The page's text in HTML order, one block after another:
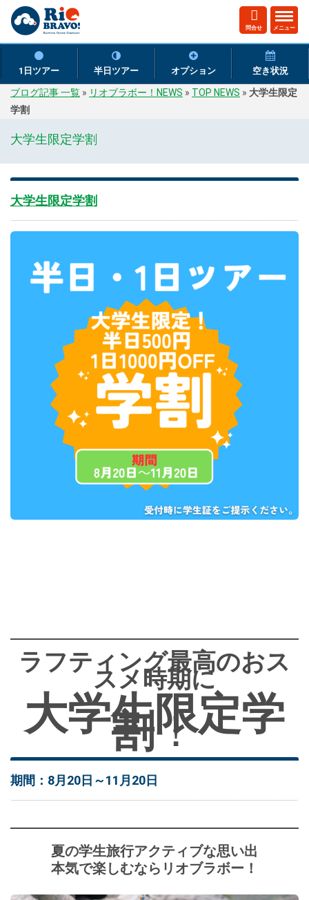
ト
グ
ナ
ビ
ゲ
メニュー
問合せ
1日ツアー 半日ツアー オプション 空き状況
ブログ記事 一覧 » リオブラボー！NEWS » TOP NEWS » 大学生限定
学割
大学生限定学割
大学生限定学割
ラフティング最高のおス
スメ時期に
大学生限定学
割！
期間：8月20日～11月20日
夏の学生旅行アクティブな思い出
本気で楽しむならリオブラボー！